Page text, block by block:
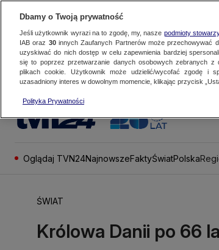
Oglądaj TVN24NajnowszeFaktyŚwiatPolska
ŚWIAT
Królowa Danii po 66
Dbamy o Twoją prywatność
Jeśli użytkownik wyrazi na to zgodę, my, nasze podmioty
IAB oraz 30innych Zaufanych Partnerów może przechowywać
uzyskiwać do nich dostęp w celu zapewnienia bardziej
się to poprzez przetwarzanie danych osobowych zebranych z
plikach cookie. Użytkownik może udzielić/wycofać zgodę i
uzasadniony interes w dowolnym momencie, klikając przycisk
Polityka Prywatności